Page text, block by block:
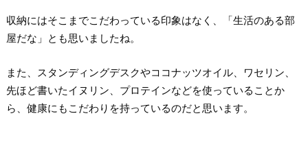
収納にはそこまでこだわっている印象はなく、「生活のある部
屋だな」とも思いましたね。
また、スタンディングデスクやココナッツオイル、ワセリン、
先ほど書いたイヌリン、プロテインなどを使っていることか
ら、健康にもこだわりを持っているのだと思います。